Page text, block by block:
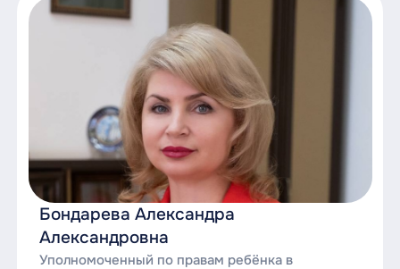
Бондарева Александра
Александровна
Уполномоченный по правам ребёнка в